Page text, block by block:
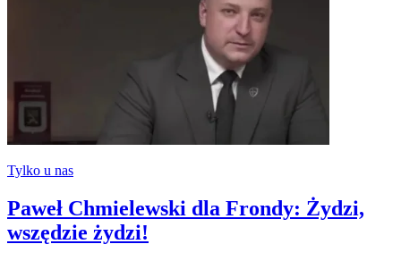
Tylko u nas
Paweł Chmielewski dla Frondy: Żydzi,
wszędzie żydzi!